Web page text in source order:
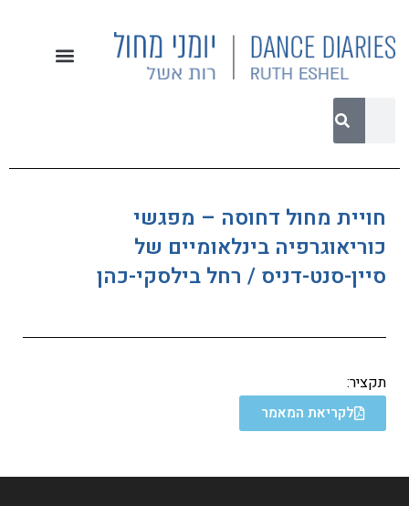
חויית מחול דחוסה – מפגשי
כוריאוגרפיה בינלאומיים של
סיין-סנט-דניס / רחל בילסקי-כהן
תקציר:
לקריאת המאמר